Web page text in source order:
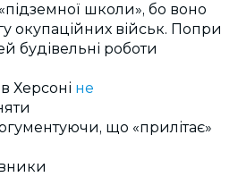
школи», бо воно
окупаційних військ. Попри
будівельні роботи
Херсоні не
що «прилітає»